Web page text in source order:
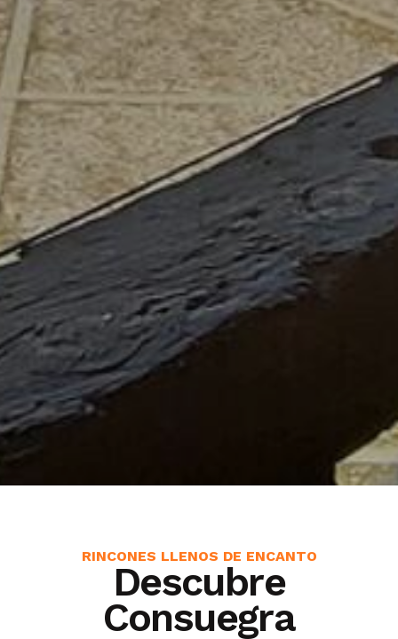
RINCONES LLENOS DE ENCANTO
Descubre
Consuegra